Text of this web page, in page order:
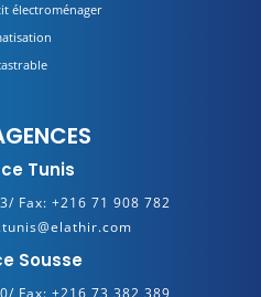
électroménager
Tunis
Fax: +216 71 908 782
Sousse
Fax: +216 73 382 389